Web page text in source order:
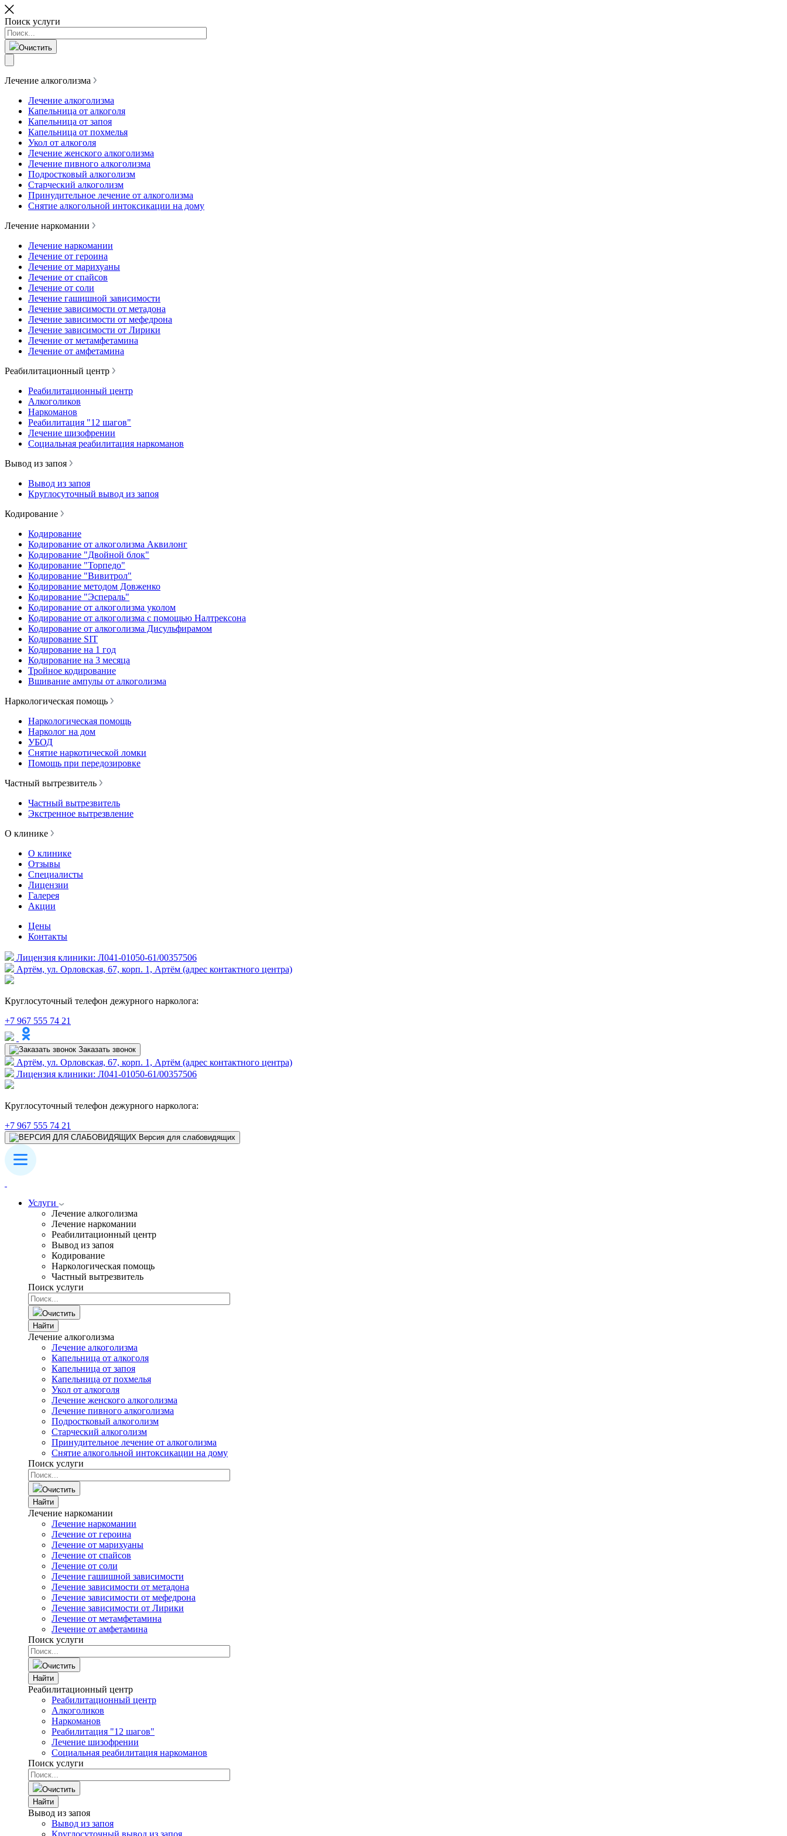
Поиск услуги
Очистить
Лечение алкоголизма
Лечение алкоголизма
Капельница от алкоголя
Капельница от запоя
Капельница от похмелья
Укол от алкоголя
Лечение женского алкоголизма
Лечение пивного алкоголизма
Подростковый алкоголизм
Старческий алкоголизм
Принудительное лечение от алкоголизма
Снятие алкогольной интоксикации на дому
Лечение наркомании
Лечение наркомании
Лечение от героина
Лечение от марихуаны
Лечение от спайсов
Лечение от соли
Лечение гашишной зависимости
Лечение зависимости от метадона
Лечение зависимости от мефедрона
Лечение зависимости от Лирики
Лечение от метамфетамина
Лечение от амфетамина
Реабилитационный центр
Реабилитационный центр
Алкоголиков
Наркоманов
Реабилитация "12 шагов"
Лечение шизофрении
Социальная реабилитация наркоманов
Вывод из запоя
Вывод из запоя
Круглосуточный вывод из запоя
Кодирование
Кодирование
Кодирование от алкоголизма Аквилонг
Кодирование "Двойной блок"
Кодирование "Торпедо"
Кодирование "Вивитрол"
Кодирование методом Довженко
Кодирование "Эспераль"
Кодирование от алкоголизма уколом
Кодирование от алкоголизма с помощью Налтрексона
Кодирование от алкоголизма Дисульфирамом
Кодирование SIT
Кодирование на 1 год
Кодирование на 3 месяца
Тройное кодирование
Вшивание ампулы от алкоголизма
Наркологическая помощь
Наркологическая помощь
Нарколог на дом
УБОД
Снятие наркотической ломки
Помощь при передозировке
Частный вытрезвитель
Частный вытрезвитель
Экстренное вытрезвление
О клинике
О клинике
Отзывы
Специалисты
Лицензии
Галерея
Акции
Цены
Контакты
Лицензия клиники: Л041-01050-61/00357506
Артём, ул. Орловская, 67, корп. 1, Артём (адрес контактного центра)
Круглосуточный телефон дежурного нарколога:
+7 967 555 74 21
Заказать звонок
Артём, ул. Орловская, 67, корп. 1, Артём (адрес контактного центра)
Лицензия клиники: Л041-01050-61/00357506
Круглосуточный телефон дежурного нарколога:
+7 967 555 74 21
Версия для слабовидящих
Услуги
Лечение алкоголизма
Лечение наркомании
Реабилитационный центр
Вывод из запоя
Кодирование
Наркологическая помощь
Частный вытрезвитель
Поиск услуги
Очистить
Найти
Лечение алкоголизма
Лечение алкоголизма
Капельница от алкоголя
Капельница от запоя
Капельница от похмелья
Укол от алкоголя
Лечение женского алкоголизма
Лечение пивного алкоголизма
Подростковый алкоголизм
Старческий алкоголизм
Принудительное лечение от алкоголизма
Снятие алкогольной интоксикации на дому
Поиск услуги
Очистить
Найти
Лечение наркомании
Лечение наркомании
Лечение от героина
Лечение от марихуаны
Лечение от спайсов
Лечение от соли
Лечение гашишной зависимости
Лечение зависимости от метадона
Лечение зависимости от мефедрона
Лечение зависимости от Лирики
Лечение от метамфетамина
Лечение от амфетамина
Поиск услуги
Очистить
Найти
Реабилитационный центр
Реабилитационный центр
Алкоголиков
Наркоманов
Реабилитация "12 шагов"
Лечение шизофрении
Социальная реабилитация наркоманов
Поиск услуги
Очистить
Найти
Вывод из запоя
Вывод из запоя
Круглосуточный вывод из запоя